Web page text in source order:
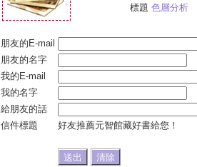
標題 色層分析
朋友的E-mail
朋友的名字
我的E-mail
我的名字
給朋友的話
信件標題
好友推薦元智館藏好書給您！